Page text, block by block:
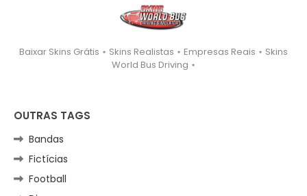
Baixar Skins Grátis ⋆ Skins Realistas ⋆ Empresas Reais ⋆ Skins
World Bus Driving ⋆
OUTRAS TAGS
Bandas
Fictícias
Football